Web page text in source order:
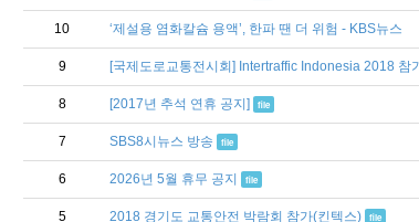
10 ‘제설용 염화칼슘 용액’, 한파 땐 더 위험 - KBS뉴스
9 [국제도로교통전시회] Intertraffic Indonesia 2018 참
8 [2017년 추석 연휴 공지] file
7 SBS8시뉴스 방송 file
6 2026년 5월 휴무 공지 file
5 2018 경기도 교통안전 박람회 참가(킨텍스) file